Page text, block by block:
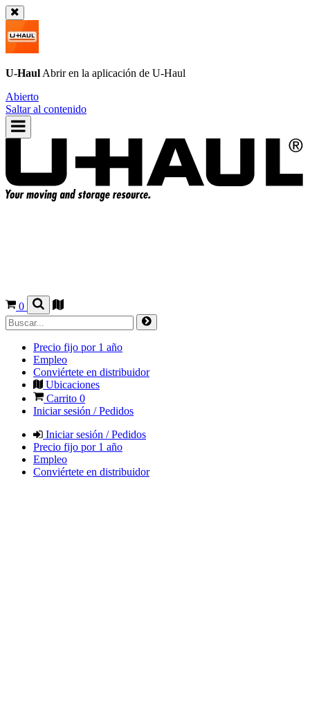
U-Haul Abrir en la aplicación de U-Haul
Abierto
Saltar al contenido
0
Precio fijo por 1 año
Empleo
Conviértete en distribuidor
Ubicaciones
Carrito 0
Iniciar sesión / Pedidos
Iniciar sesión / Pedidos
Precio fijo por 1 año
Empleo
Conviértete en distribuidor